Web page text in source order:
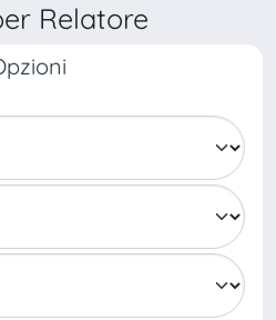
Relatore